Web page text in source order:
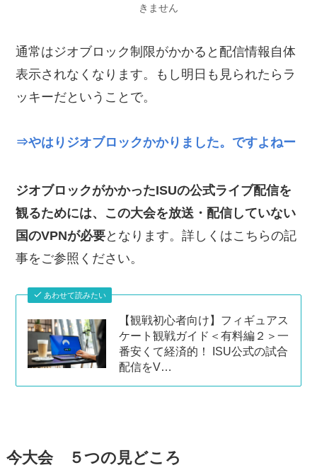
きません
通常はジオブロック制限がかかると配信情報自体
表示されなくなります。もし明日も見られたらラ
ッキーだということで。
⇒やはりジオブロックかかりました。ですよねー
ジオブロックがかかったISUの公式ライブ配信を
観るためには、この大会を放送・配信していない
国のVPNが必要となります。詳しくはこちらの記
事をご参照ください。
あわせて読みたい
【観戦初心者向け】フィギュアス
ケート観戦ガイド＜有料編２＞一
番安くて経済的！ ISU公式の試合
配信をV…
今大会 ５つの見どころ